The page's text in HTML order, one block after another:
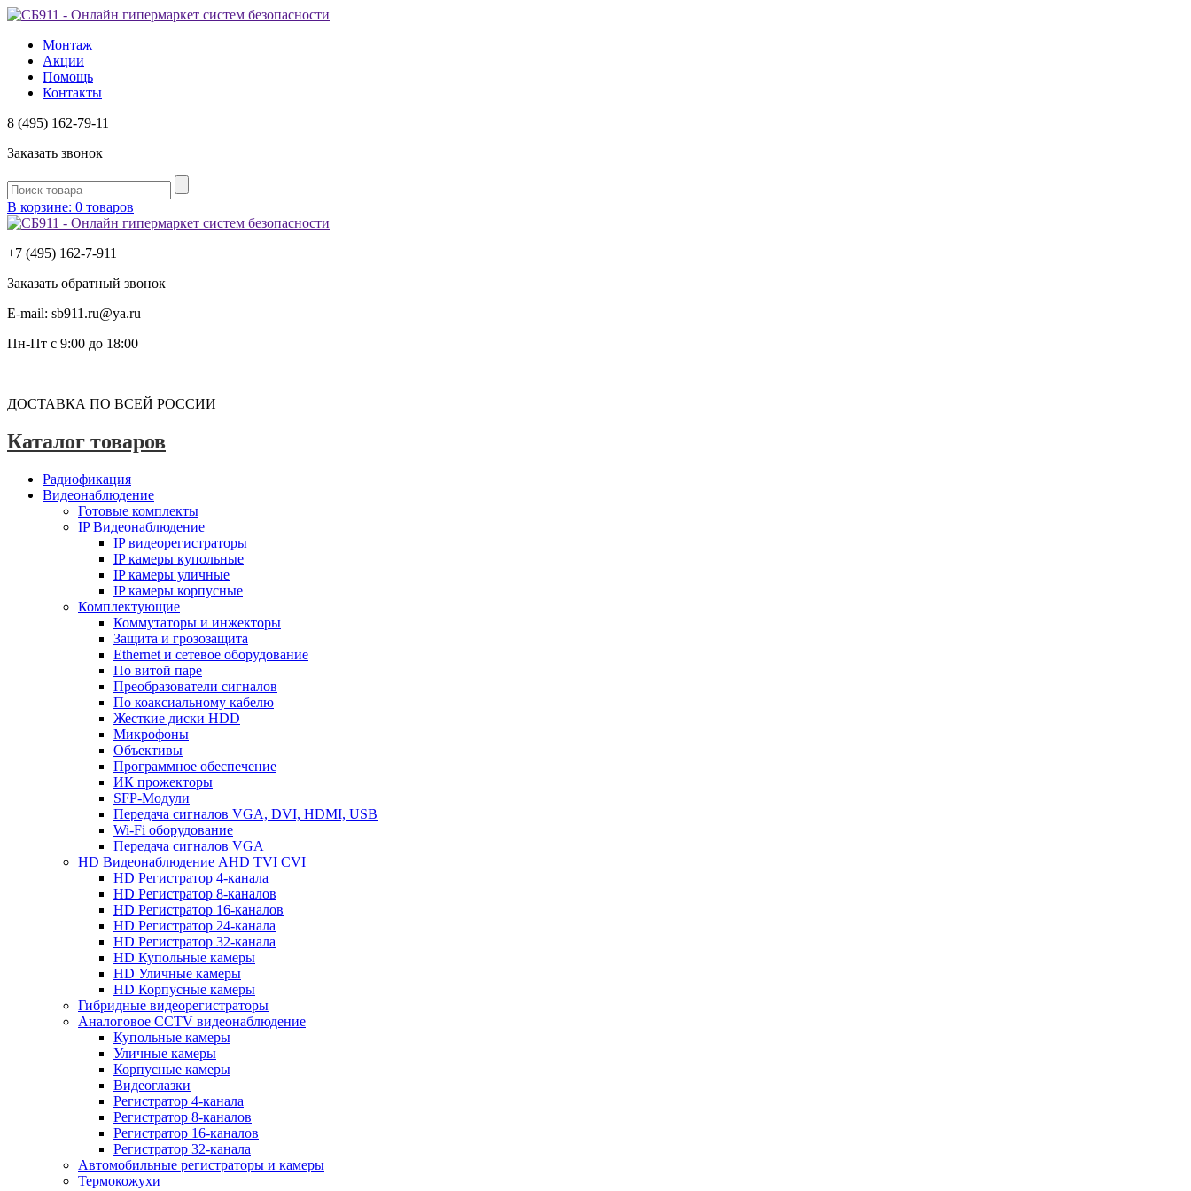
Монтаж
Акции
Помощь
Контакты
8 (495) 162-79-11
Заказать звонок
В корзине: 0 товаров
+7 (495) 162-7-911
Заказать обратный звонок
E-mail: sb911.ru@ya.ru
Пн-Пт с 9:00 до 18:00
ДОСТАВКА ПО ВСЕЙ РОССИИ
Каталог товаров
Радиофикация
Видеонаблюдение
Готовые комплекты
IP Видеонаблюдение
IP видеорегистраторы
IP камеры купольные
IP камеры уличные
IP камеры корпусные
Комплектующие
Коммутаторы и инжекторы
Защита и грозозащита
Ethernet и сетевое оборудование
По витой паре
Преобразователи сигналов
По коаксиальному кабелю
Жесткие диски HDD
Микрофоны
Объективы
Программное обеспечение
ИК прожекторы
SFP-Модули
Передача сигналов VGA, DVI, HDMI, USB
Wi-Fi оборудование
Передача сигналов VGA
HD Видеонаблюдение AHD TVI CVI
HD Регистратор 4-канала
HD Регистратор 8-каналов
HD Регистратор 16-каналов
HD Регистратор 24-канала
HD Регистратор 32-канала
HD Купольные камеры
HD Уличные камеры
HD Корпусные камеры
Гибридные видеорегистраторы
Аналоговое CCTV видеонаблюдение
Купольные камеры
Уличные камеры
Корпусные камеры
Видеоглазки
Регистратор 4-канала
Регистратор 8-каналов
Регистратор 16-каналов
Регистратор 32-канала
Автомобильные регистраторы и камеры
Термокожухи